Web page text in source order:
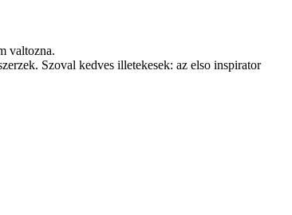
valtozna.
Szoval kedves illetekesek: az elso inspirator